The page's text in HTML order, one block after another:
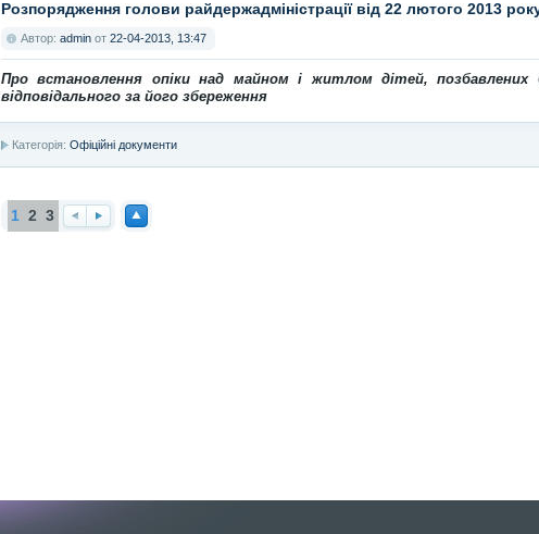
Розпорядження голови райдержадміністрації від 22 лютого 2013
Автор: admin от 22-04-2013, 13:47
Про встановлення опіки над майном і житлом дітей, позбавлених
відповідального за його збереження
Категорія: Офіційні документи
1 2 3